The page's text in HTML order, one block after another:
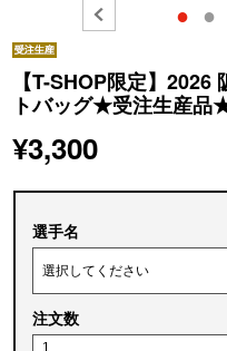
● ●
【T-SHOP限定】
トバッグ★受注生産品
¥3,300
選手名
注文数